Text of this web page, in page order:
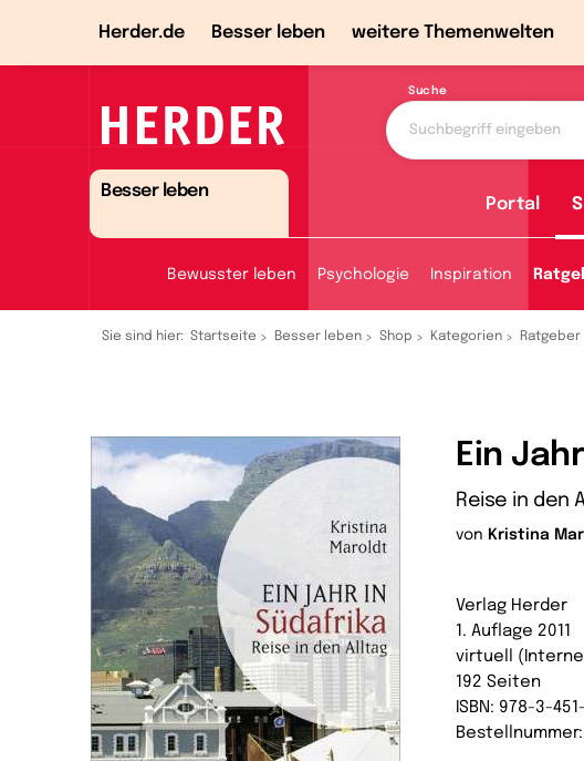
Herder.de Besser leben weitere Themenwelten
Suche
Besser leben
Portal
Bewusster leben Psychologie Inspiration
Sie sind hier: Startseite Besser leben Shop Kategorien Ratgeber
Ein
Reise in den
von Kristina
Verlag Herder
1. Auflage 2011
virtuell
192 Seiten
ISBN: 978-3-